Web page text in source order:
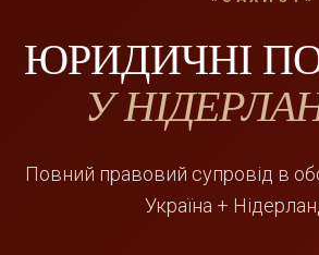
ЮРИДИЧНІ
У
Повний правовий супровід в
Україна +